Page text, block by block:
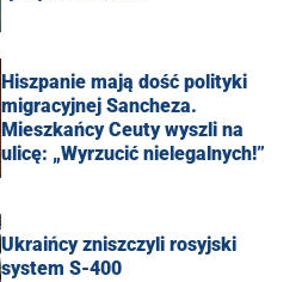
Hiszpanie mają dość polityki
migracyjnej Sancheza.
Mieszkańcy Ceuty wyszli na
ulicę: „Wyrzucić nielegalnych!”
Ukraińcy zniszczyli rosyjski
system S-400